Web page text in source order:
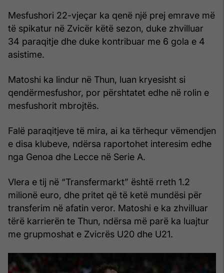
Mesfushori 22-vjeçar ka qenë një prej emrave më
të spikatur në Zvicër këtë sezon, duke zhvilluar
34 paraqitje dhe duke kontribuar me 6 gola e 4
asistime.
Matoshi ka lindur në Thun, luan kryesisht si
qendërmesfushor, por përshtatet edhe në rolin e
mesfushorit mbrojtës.
Falë paraqitjeve të mira, ai ka tërhequr vëmendjen
e disa klubeve, ndërsa raportohet interesim edhe
nga Genoa dhe Lecce në Serie A.
Vlera e tij në “Transfermarkt” është rreth 1.2
milionë euro, dhe pritet që të ketë mundësi për
transferim në afatin veror. Matoshi e ka zhvilluar
tërë karrierën te Thun, ndërsa më parë ka luajtur
me grupmoshat e Zvicrës U20 dhe U21.